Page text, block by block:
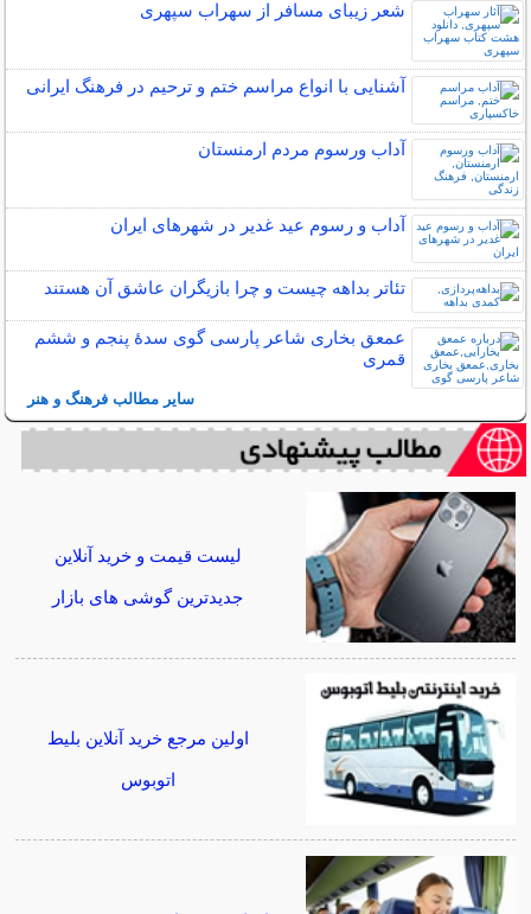
شعر زیبای مسافر از سهراب سپهری
آشنایی با انواع مراسم ختم و ترحیم در فرهنگ ایرانی
آداب ورسوم مردم ارمنستان
آداب و رسوم عید غدیر در شهرهای ایران
تئاتر بداهه چیست و چرا بازیگران عاشق آن هستند
عمعق بخاری شاعر پارسی گوی سدهٔ پنجم و ششم
قمری
سایر مطالب فرهنگ و هنر
لیست قیمت و خرید آنلاین
جدیدترین گوشی های بازار
اولین مرجع خرید آنلاین بلیط
اتوبوس